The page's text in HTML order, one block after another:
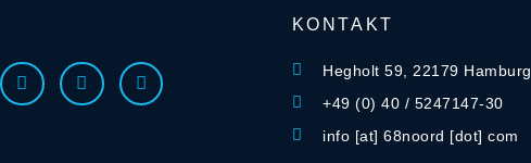
KONTAKT
Hegholt 59, 22179 Hamburg
+49 (0) 40 / 5247147-30
info [at] 68noord [dot] com